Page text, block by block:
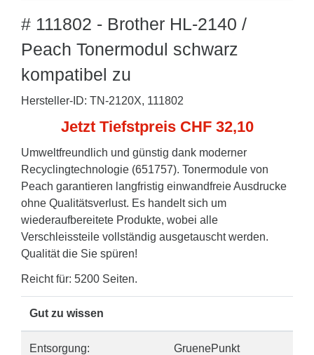
# 111802 - Brother HL-2140 /
Peach Tonermodul schwarz
kompatibel zu
Hersteller-ID: TN-2120X, 111802
Jetzt Tiefstpreis CHF 32,10
Umweltfreundlich und günstig dank moderner
Recyclingtechnologie (651757). Tonermodule von
Peach garantieren langfristig einwandfreie Ausdrucke
ohne Qualitätsverlust. Es handelt sich um
wiederaufbereitete Produkte, wobei alle
Verschleissteile vollständig ausgetauscht werden.
Qualität die Sie spüren!
Reicht für: 5200 Seiten.
Gut zu wissen
Entsorgung: GruenePunkt